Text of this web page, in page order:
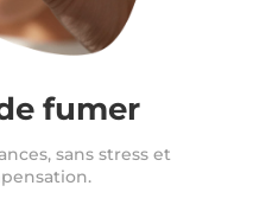
fumer
sans stress et